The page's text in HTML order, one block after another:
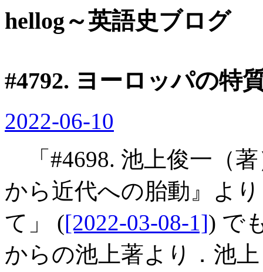
hellog～英語史ブログ
#4792. ヨーロッパの特
2022-06-10
「#4698. 池上俊一（
から近代への胎動』よ
て」 ([2022-03-08-1]) で
からの池上著より．池